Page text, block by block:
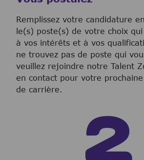
Remplissez votre candidature
le(s) poste(s) de votre choix
à vos intérêts et à vos
ne trouvez pas de poste qui
veuillez rejoindre notre Talent
en contact pour votre
de carrière.